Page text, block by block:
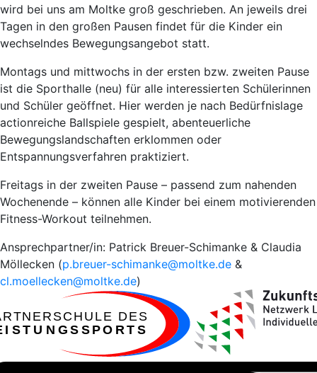
wird bei uns am Moltke groß geschrieben. An jeweils drei
Tagen in den großen Pausen findet für die Kinder ein
wechselndes Bewegungsangebot statt.
Montags und mittwochs in der ersten bzw. zweiten Pause
ist die Sporthalle (neu) für alle interessierten Schülerinnen
und Schüler geöffnet. Hier werden je nach Bedürfnislage
actionreiche Ballspiele gespielt, abenteuerliche
Bewegungslandschaften erklommen oder
Entspannungsverfahren praktiziert.
Freitags in der zweiten Pause – passend zum nahenden
Wochenende – können alle Kinder bei einem motivierenden
Fitness-Workout teilnehmen.
Ansprechpartner/in: Patrick Breuer-Schimanke & Claudia
Möllecken (p.breuer-schimanke@moltke.de &
cl.moellecken@moltke.de)
ARTNERSCHULE DES
EISTUNGSSPORTS